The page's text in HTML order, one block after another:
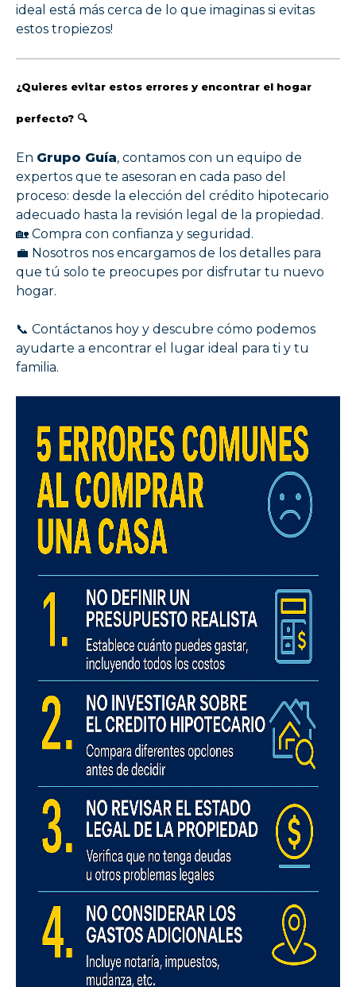
ideal está más cerca de lo que imaginas si evitas
estos tropiezos!
¿Quieres evitar estos errores y encontrar el hogar
perfecto? 🔍
En Grupo Guía, contamos con un equipo de
expertos que te asesoran en cada paso del
proceso: desde la elección del crédito hipotecario
adecuado hasta la revisión legal de la propiedad.
🏡 Compra con confianza y seguridad.
💼 Nosotros nos encargamos de los detalles para
que tú solo te preocupes por disfrutar tu nuevo
hogar.
📞 Contáctanos hoy y descubre cómo podemos
ayudarte a encontrar el lugar ideal para ti y tu
familia.